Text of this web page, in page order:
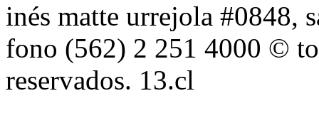
inés matte urrejola #0848,
fono (562) 2 251 4000 ©
reservados. 13.cl